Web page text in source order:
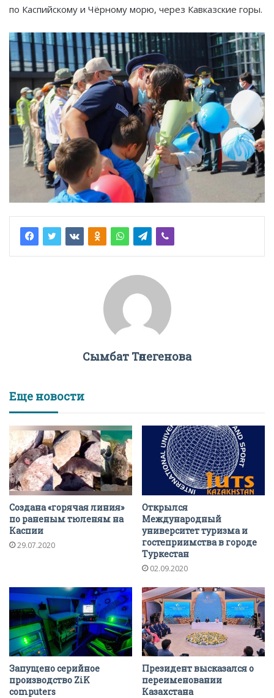
по Каспийскому и Чёрному морю, через Кавказские горы.
Сымбат Төлегенова
Еще новости
Создана «горячая линия»
по раненым тюленям на
Каспии
29.07.2020
Открылся
Международный
университет туризма и
гостеприимства в городе
Туркестан
02.09.2020
Запущено серийное
производство ZіK
computers
Президент высказался о
переименовании
Казахстана